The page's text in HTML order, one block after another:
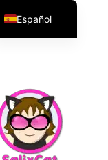
Español
English